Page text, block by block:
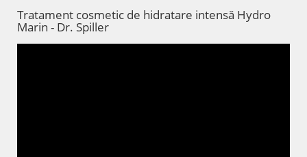
Tratament cosmetic de hidratare intensă Hydro
Marin - Dr. Spiller